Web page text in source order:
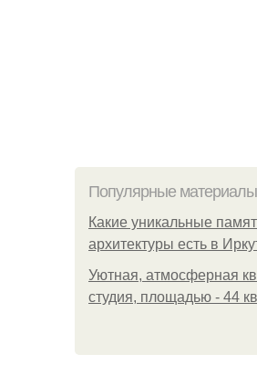
Популярные материалы
Какие уникальные
архитектуры есть в
Уютная, атмосферная
студия, площадью - 44